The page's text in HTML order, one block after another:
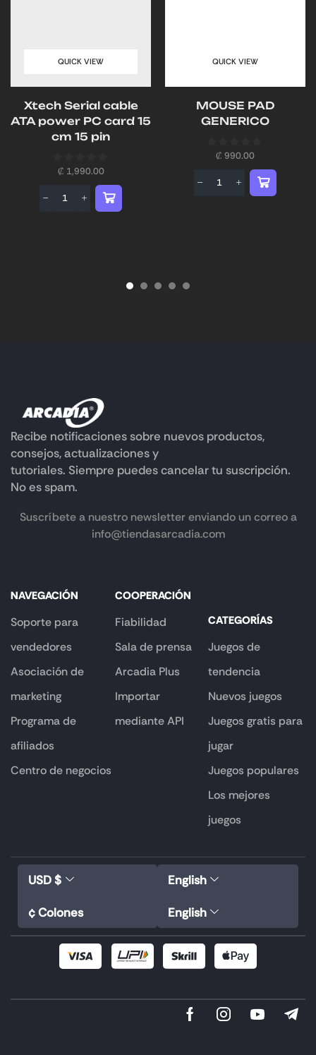
QUICK VIEW
Xtech Serial cable
ATA power PC card 15
cm 15 pin
₡ 1,990.00
QUICK VIEW
MOUSE PAD
GENERICO
₡ 990.00
Recibe notificaciones sobre nuevos productos,
consejos, actualizaciones y
tutoriales. Siempre puedes cancelar tu suscripción.
No es spam.
Suscríbete a nuestro newsletter enviando un correo a
info@tiendasarcadia.com
NAVEGACIÓN
Soporte para
vendedores
Asociación de
marketing
Programa de
afiliados
Centro de negocios
COOPERACIÓN
Fiabilidad
Sala de prensa
Arcadia Plus
Importar
mediante API
CATEGORÍAS
Juegos de
tendencia
Nuevos juegos
Juegos gratis para
jugar
Juegos populares
Los mejores
juegos
USD $
¢ Colones
English
English